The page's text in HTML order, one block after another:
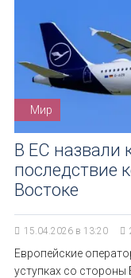
Мир
В ЕС назвали
последствие
Востоке
15.04.2026 в 13:20
Европейские
уступках со